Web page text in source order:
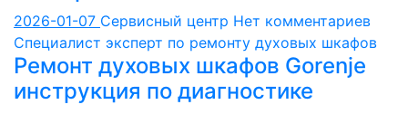
2026-01-07 Сервисный центр Нет комментариев
Специалист эксперт по ремонту духовых шкафов
Ремонт духовых шкафов Gorenje
инструкция по диагностике